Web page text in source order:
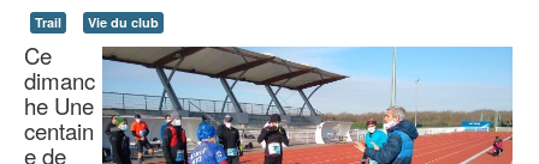
Trail Vie du club
Ce
dimanc
he Une
centain
e de